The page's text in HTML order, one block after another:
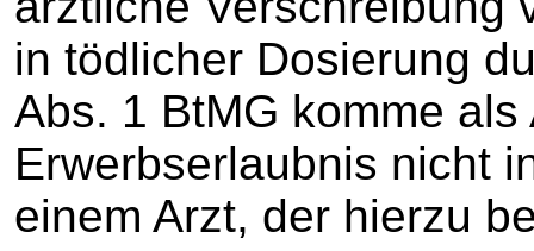
in tödlicher Dosierung
Abs. 1 BtMG komme
Erwerbserlaubnis nicht
einem Arzt, der hierzu